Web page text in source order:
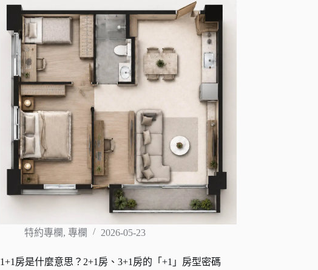
特約專欄, 專欄 2026-05-23
1+1房是什麼意思？2+1房、3+1房的「+1」房型密碼